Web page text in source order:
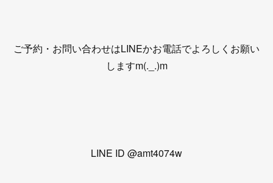
ご予約・お問い合わせはLINEかお電話でよろしくお願い
しますm(._.)m
LINE ID @amt4074w